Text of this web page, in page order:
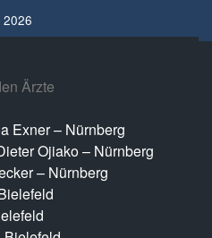
Ärzte
Exner – Nürnberg
Ojiako – Nürnberg
– Nürnberg